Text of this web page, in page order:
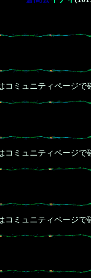
コミュニティページで
コミュニティページで
コミュニティページで